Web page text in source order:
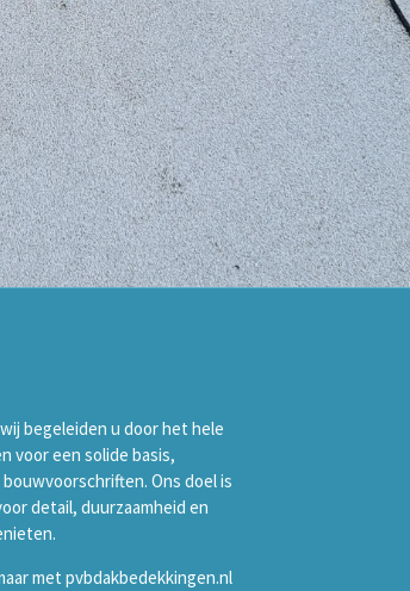
begeleiden u door het hele
voor een solide basis,
Ons doel is
detail, duurzaamheid en
met pvbdakbedekkingen.nl